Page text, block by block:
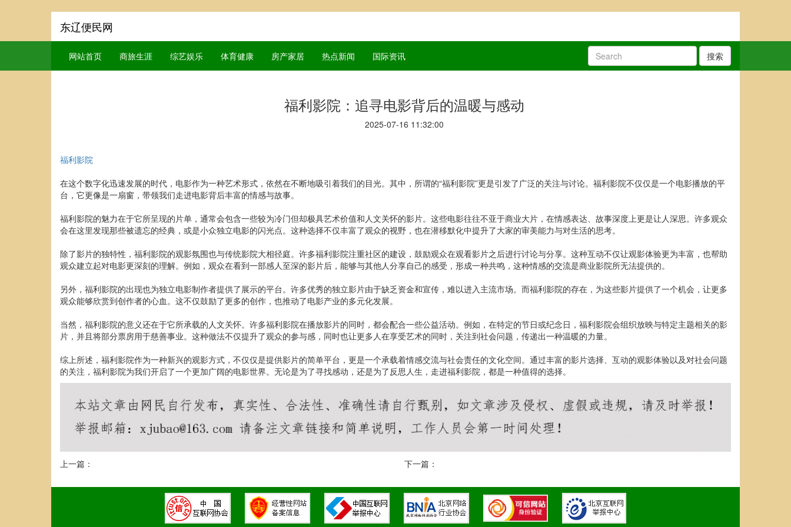
东辽便民网
网站首页 商旅生涯 综艺娱乐 体育健康 房产家居 热点新闻 国际资讯 搜索
福利影院：追寻电影背后的温暖与感动
2025-07-16 11:32:00
福利影院
在这个数字化迅速发展的时代，电影作为一种艺术形式，依然在不断地吸引着我们的目光。其中，所谓的“福利影院”更是引发了广泛的关注与讨论。福利影院不仅仅是一个电影播放的平
台，它更像是一扇窗，带领我们走进电影背后丰富的情感与故事。
福利影院的魅力在于它所呈现的片单，通常会包含一些较为冷门但却极具艺术价值和人文关怀的影片。这些电影往往不亚于商业大片，在情感表达、故事深度上更是让人深思。许多观众
会在这里发现那些被遗忘的经典，或是小众独立电影的闪光点。这种选择不仅丰富了观众的视野，也在潜移默化中提升了大家的审美能力与对生活的思考。
除了影片的独特性，福利影院的观影氛围也与传统影院大相径庭。许多福利影院注重社区的建设，鼓励观众在观看影片之后进行讨论与分享。这种互动不仅让观影体验更为丰富，也帮助
观众建立起对电影更深刻的理解。例如，观众在看到一部感人至深的影片后，能够与其他人分享自己的感受，形成一种共鸣，这种情感的交流是商业影院所无法提供的。
另外，福利影院的出现也为独立电影制作者提供了展示的平台。许多优秀的独立影片由于缺乏资金和宣传，难以进入主流市场。而福利影院的存在，为这些影片提供了一个机会，让更多
观众能够欣赏到创作者的心血。这不仅鼓励了更多的创作，也推动了电影产业的多元化发展。
当然，福利影院的意义还在于它所承载的人文关怀。许多福利影院在播放影片的同时，都会配合一些公益活动。例如，在特定的节日或纪念日，福利影院会组织放映与特定主题相关的影
片，并且将部分票房用于慈善事业。这种做法不仅提升了观众的参与感，同时也让更多人在享受艺术的同时，关注到社会问题，传递出一种温暖的力量。
综上所述，福利影院作为一种新兴的观影方式，不仅仅是提供影片的简单平台，更是一个承载着情感交流与社会责任的文化空间。通过丰富的影片选择、互动的观影体验以及对社会问题
的关注，福利影院为我们开启了一个更加广阔的电影世界。无论是为了寻找感动，还是为了反思人生，走进福利影院，都是一种值得的选择。
上一篇： 下一篇：